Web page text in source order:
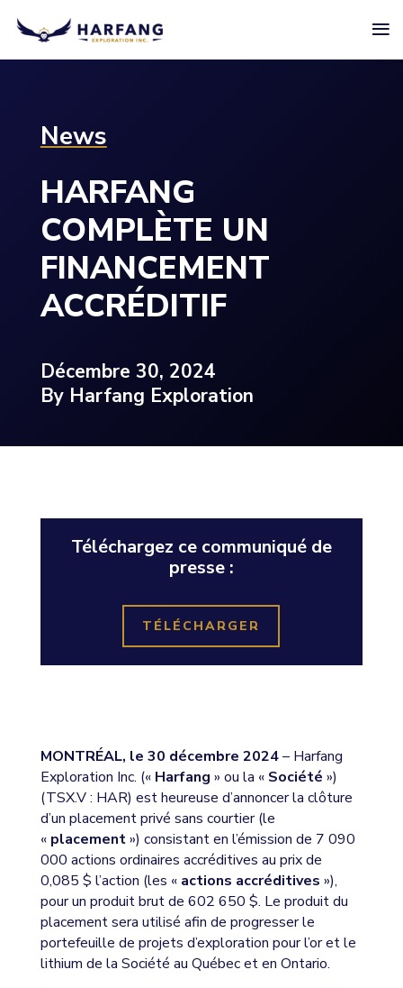
≡
News
HARFANG
COMPLÈTE UN
FINANCEMENT
ACCRÉDITIF
Décembre 30, 2024
By Harfang Exploration
Téléchargez ce communiqué de
presse :
TÉLÉCHARGER
MONTRÉAL, le 30 décembre 2024– Harfang
Exploration Inc. (« Harfang » ou la « Société »)
(TSX.V : HAR) est heureuse d’annoncer la clôture
d’un placement privé sans courtier (le
« placement») consistant en l’émission de 7 090
000 actions ordinaires accréditives au prix de
0,085 $ l’action (les « actions accréditives »),
pour un produit brut de 602 650 $. Le produit du
placement sera utilisé afin de progresser le
portefeuille de projets d’exploration pour l’or et le
lithium de la Société au Québec et en Ontario.